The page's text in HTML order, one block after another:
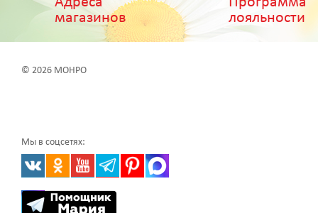
магазинов
лояльности
© 2026 МОНРО
Мы в соцсетях: